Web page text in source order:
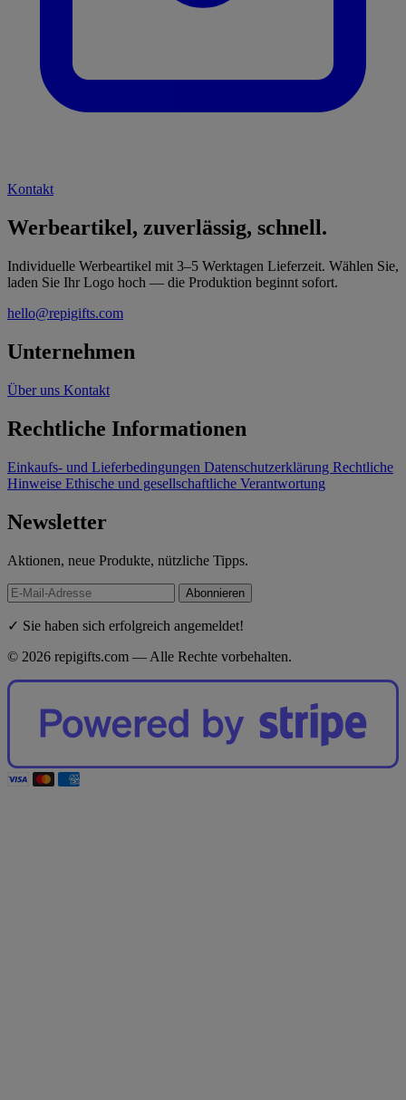
Kontakt
Werbeartikel, zuverlässig, schnell.
Individuelle Werbeartikel mit 3–5 Werktagen Lieferzeit. Wählen Sie,
laden Sie Ihr Logo hoch — die Produktion beginnt sofort.
hello@repigifts.com
Unternehmen
Über uns Kontakt
Rechtliche Informationen
Einkaufs- und Lieferbedingungen Datenschutzerklärung Rechtliche
Hinweise Ethische und gesellschaftliche Verantwortung
Newsletter
Aktionen, neue Produkte, nützliche Tipps.
Abonnieren
✓ Sie haben sich erfolgreich angemeldet!
© 2026 repigifts.com — Alle Rechte vorbehalten.